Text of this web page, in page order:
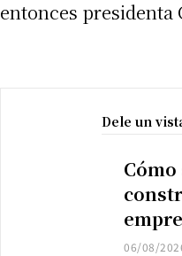
entonces
Dele un
06/08/